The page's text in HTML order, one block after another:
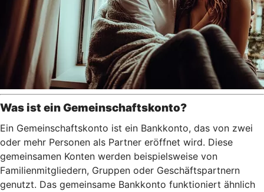
Was ist ein Gemeinschaftskonto?
Ein Gemeinschaftskonto ist ein Bankkonto, das von zwei
oder mehr Personen als Partner eröffnet wird. Diese
gemeinsamen Konten werden beispielsweise von
Familienmitgliedern, Gruppen oder Geschäftspartnern
genutzt. Das gemeinsame Bankkonto funktioniert ähnlich